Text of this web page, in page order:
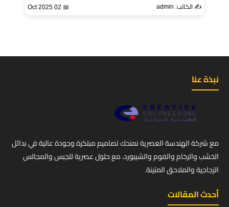
✍️ الكاتب: admin 📅 02 Oct 2025
نبذة عنا
مع شركة الهندسة العصرية نمنحك تصاميم مبتكرة وجودة عالية في بدائل
الخشب والرخام والفوم والشيبورد، مع حلول عصرية للجبس والمجالس
الزجاجية والملاحق المتينة.
أحدث المقالات